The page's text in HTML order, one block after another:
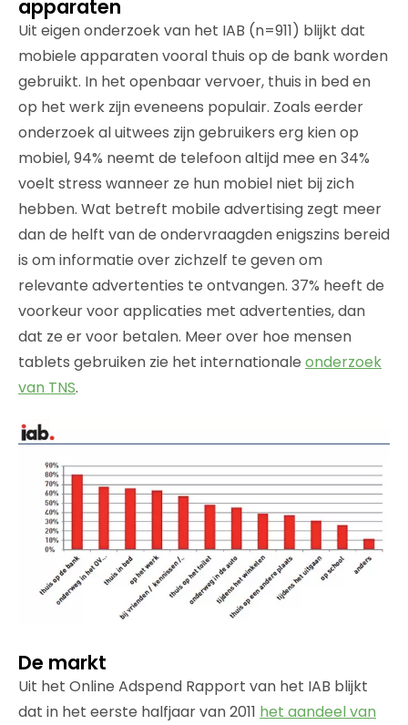
apparaten
Uit eigen onderzoek van het IAB (n=911) blijkt dat
mobiele apparaten vooral thuis op de bank worden
gebruikt. In het openbaar vervoer, thuis in bed en
op het werk zijn eveneens populair. Zoals eerder
onderzoek al uitwees zijn gebruikers erg kien op
mobiel, 94% neemt de telefoon altijd mee en 34%
voelt stress wanneer ze hun mobiel niet bij zich
hebben. Wat betreft mobile advertising zegt meer
dan de helft van de ondervraagden enigszins bereid
is om informatie over zichzelf te geven om
relevante advertenties te ontvangen. 37% heeft de
voorkeur voor applicaties met advertenties, dan
dat ze er voor betalen. Meer over hoe mensen
tablets gebruiken zie het internationale onderzoek
van TNS.
De markt
Uit het Online Adspend Rapport van het IAB blijkt
dat in het eerste halfjaar van 2011 het aandeel van